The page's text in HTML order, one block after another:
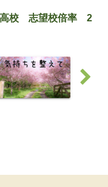
高校 志望校倍率 2